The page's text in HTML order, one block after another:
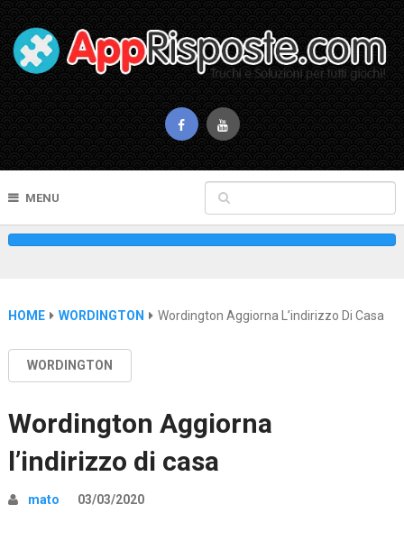
MENU
HOME WORDINGTON Wordington Aggiorna L’indirizzo Di Casa
WORDINGTON
Wordington Aggiorna
l’indirizzo di casa
mato 03/03/2020